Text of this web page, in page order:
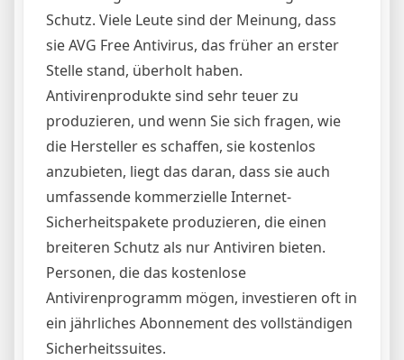
Schutz. Viele Leute sind der Meinung, dass
sie AVG Free Antivirus, das früher an erster
Stelle stand, überholt haben.
Antivirenprodukte sind sehr teuer zu
produzieren, und wenn Sie sich fragen, wie
die Hersteller es schaffen, sie kostenlos
anzubieten, liegt das daran, dass sie auch
umfassende kommerzielle Internet-
Sicherheitspakete produzieren, die einen
breiteren Schutz als nur Antiviren bieten.
Personen, die das kostenlose
Antivirenprogramm mögen, investieren oft in
ein jährliches Abonnement des vollständigen
Sicherheitssuites.